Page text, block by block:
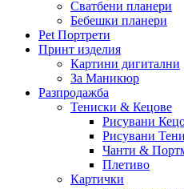
Сватбени планери
Бебешки планери
Pet Портрети
Принт изделия
Картини дигитални
За Маникюр
Разпродажба
Тениски & Кецове
Рисувани
Рисувани
Чанти &
Плетиво
Картички